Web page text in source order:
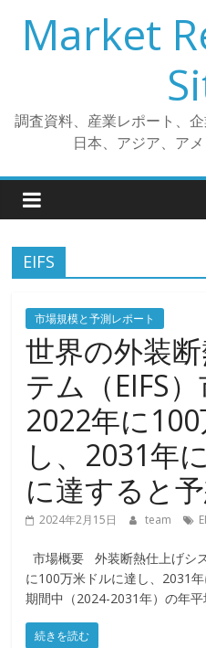
プ
Market
調査資料、産業レポート、
日本、アジア、ア
EIFS
市場規模と予測レポート
世界の外装
テム（EIFS
2022年に
し、2031年
に達すると
2024年2月15日 team
市場概要 外装断熱仕上げシ
に100万米ドルに達し、2031
期間中（2024-2031年）の年
続きを読む